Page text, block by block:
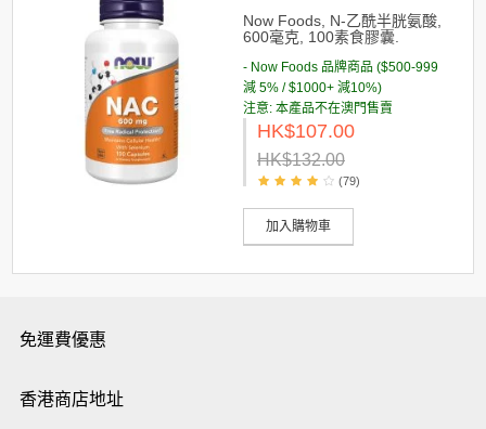
Now Foods, N-乙酰半胱氨酸,
600毫克, 100素食膠囊.
- Now Foods 品牌商品 ($500-999
減 5% / $1000+ 減10%)
注意: 本產品不在澳門售賣
HK$107.00
HK$132.00
(79)
加入購物車
免運費優惠
香港商店地址